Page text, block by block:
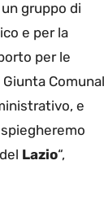
gruppo di
e per la
per le
e
Lazio“,